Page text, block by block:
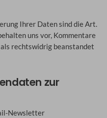
Ihrer Daten sind die Art.
uns vor, Kommentare
rechtswidrig beanstandet
zur
Newsletter